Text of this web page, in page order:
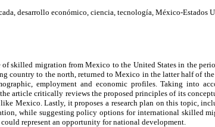
desarrollo económico, ciencia, tecnología, México-Estados
of skilled migration from Mexico to the United States in the
country to the north, returned to Mexico in the latter half of
employment and economic profiles. Taking into
article critically reviews the proposed principles of its
Mexico. Lastly, it proposes a research plan on this topic,
while suggesting policy options for international skilled
represent an opportunity for national development.